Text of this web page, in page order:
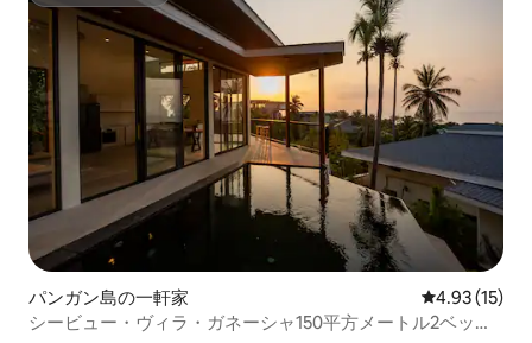
パンガン島の一軒家 レビュー15
4.93 (15)
シービュー・ヴィラ・ガネーシャ150平方メートル2ベッド